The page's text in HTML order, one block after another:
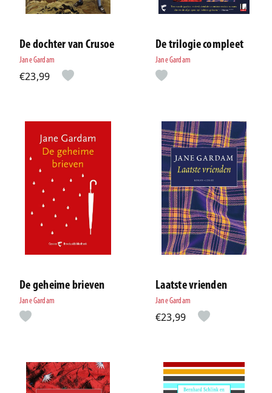
De dochter van Crusoe
Jane Gardam
€23,99
De trilogie compleet
Jane Gardam
De geheime brieven
Jane Gardam
Laatste vrienden
Jane Gardam
€23,99